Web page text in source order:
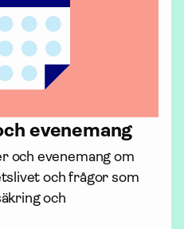
evenemang
och evenemang om
och frågor som
och